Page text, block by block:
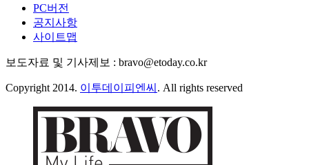
PC버전
공지사항
사이트맵
보도자료 및 기사제보 : bravo@etoday.co.kr
Copyright 2014. 이투데이피엔씨 . All rights reserved